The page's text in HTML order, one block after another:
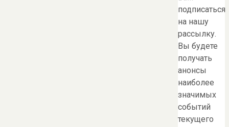
подписаться
на нашу
рассылку.
Вы будете
получать
анонсы
наиболее
значимых
событий
текущего